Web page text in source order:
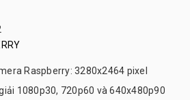
Raspberry: 3280x2464 pixel
1080p30, 720p60 và 640x480p90